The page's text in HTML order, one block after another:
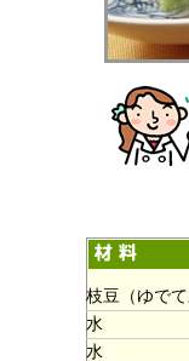
枝豆（ゆでて